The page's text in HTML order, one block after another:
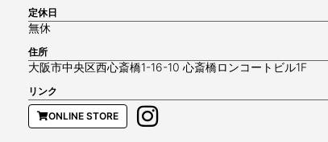
定休日
無休
住所
大阪市中央区西心斎橋1-16-10 心斎橋ロンコートビル1F
リンク
ONLINE STORE